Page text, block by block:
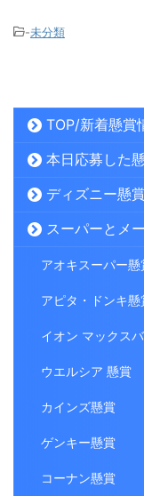
-未分類
TOP/新着懸賞
本日応募した
ディズニー懸賞
スーパーとメ
アオキスーパー懸
アピタ・ドンキ懸
イオン マックス
ウエルシア 懸賞
カインズ懸賞
ゲンキー懸賞
コーナン懸賞